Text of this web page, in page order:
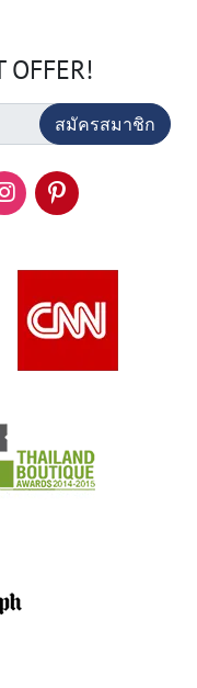
OFFER!
สมัครสมาชิก